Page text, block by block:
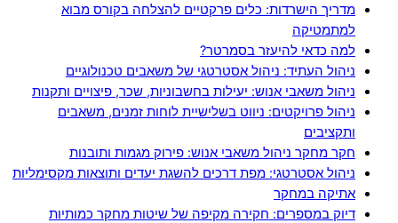
מדריך הישרדות: כלים פרקטיים להצלחה בקורס מבוא
למתמטיקה
למה כדאי להיעזר בסמרטר?
ניהול העתיד: ניהול אסטרטגי של משאבים טכנולוגיים
ניהול משאבי אנוש: יעילות בחשבוניות, שכר, פיצויים ותקנות
ניהול פרויקטים: ניווט בשלישיית לוחות זמנים, משאבים
ותקציבים
חקר מחקר ניהול משאבי אנוש: פירוק מגמות ותובנות
ניהול אסטרטגי: מפת דרכים להשגת יעדים ותוצאות מקסימליות
אתיקה במחקר
דיוק במספרים: חקירה מקיפה של שיטות מחקר כמותיות